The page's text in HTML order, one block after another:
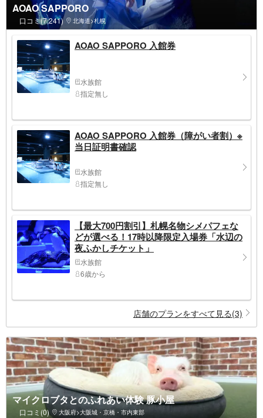
AOAO SAPPORO
口コミ(7,241) 北海道>札幌
AOAO SAPPORO 入館券
水族館
指定無し
AOAO SAPPORO 入館券（障がい者割）※
当日証明書確認
水族館
指定無し
【最大700円割引】札幌名物シメパフェな
どが選べる！17時以降限定入場券「水辺の
夜ふかしチケット」
水族館
6歳から
店舗のプランをすべて見る(3)
マイクロブタとのふれあい体験 豚小屋
口コミ(0) 大阪府>大阪城・京橋・市内東部